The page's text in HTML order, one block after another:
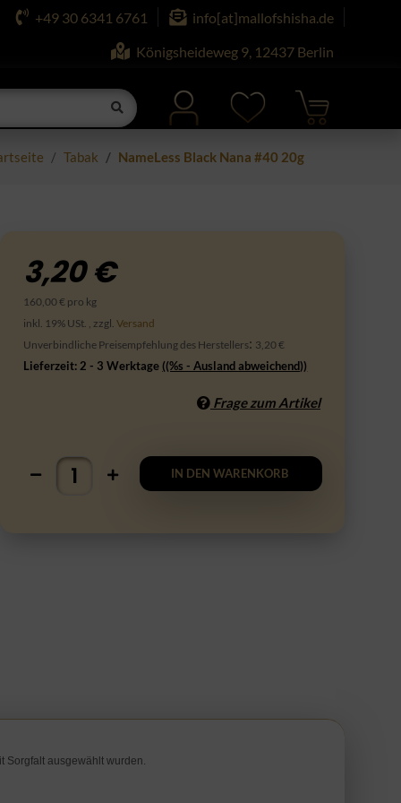
+49 30 6341 6761
info[at]mallofshisha.de
Königsheideweg 9, 12437 Berlin
Tabak NameLess Black Nana #40 20g
3,20 €
160,00 € pro kg
inkl. 19% USt. , zzgl.Versand
Unverbindliche Preisempfehlung des Herstellers: 3,20 €
Lieferzeit: 2 - 3 Werktage ((%s - Ausland abweichend))
Frage zum Artikel
IN DEN WARENKORB
Sorgfalt ausgewählt wurden.